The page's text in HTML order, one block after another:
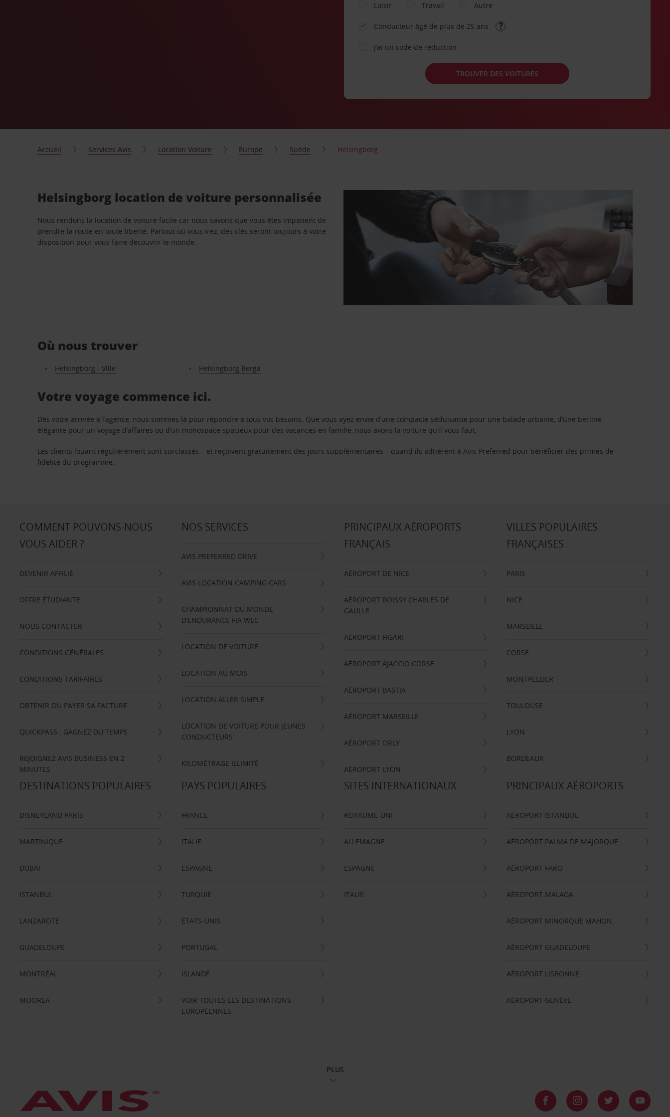
Loisir
Travail Autre
Conducteur âgé de plus de 25 ans
J’ai un code de réduction
TROUVER DES VOITURES
Accueil Services Avis Location Voiture Europe Suède Helsingborg
Helsingborg location de voiture personnalisée
Nous rendons la location de voiture facile car nous savons que vous êtes impatient de
prendre la route en toute liberté. Partout où vous irez, des clés seront toujours à votre
disposition pour vous faire découvrir le monde.
Où nous trouver
Helsingborg - Ville Helsingborg Berga
Votre voyage commence ici.
Dès votre arrivée à l’agence, nous sommes là pour répondre à tous vos besoins. Que vous ayez envie d’une compacte séduisante pour une balade urbaine, d’une berline
élégante pour un voyage d’affaires ou d’un monospace spacieux pour des vacances en famille, nous avons la voiture qu’il vous faut.
Les clients louant régulièrement sont surclassés – et reçoivent gratuitement des jours supplémentaires – quand ils adhèrent àAvis Preferred pour bénéficier des primes de
fidélité du programme.
COMMENT POUVONS-NOUS
VOUS AIDER ?
DEVENIR AFFILIÉ
OFFRE ÉTUDIANTE
NOUS CONTACTER
CONDITIONS GÉNÉRALES
CONDITIONS TARIFAIRES
OBTENIR OU PAYER SA FACTURE
QUICKPASS : GAGNEZ DU TEMPS
REJOIGNEZ AVIS BUSINESS EN 2
MINUTES
NOS SERVICES
AVIS PREFERRED DRIVE
AVIS LOCATION CAMPING CARS
CHAMPIONNAT DU MONDE
D’ENDURANCE FIA WEC
LOCATION DE VOITURE
LOCATION AU MOIS
LOCATION ALLER SIMPLE
LOCATION DE VOITURE POUR JEUNES
CONDUCTEURS
KILOMÉTRAGE ILLIMITÉ
PRINCIPAUX AÉROPORTS
FRANÇAIS
AÉROPORT DE NICE
AÉROPORT ROISSY CHARLES DE
GAULLE
AÉROPORT FIGARI
AÉROPORT AJACCIO CORSE
AÉROPORT BASTIA
AÉROPORT MARSEILLE
AÉROPORT ORLY
AÉROPORT LYON
VILLES POPULAIRES
FRANÇAISES
PARIS
NICE
MARSEILLE
CORSE
MONTPELLIER
TOULOUSE
LYON
BORDEAUX
DESTINATIONS POPULAIRES
DISNEYLAND PARIS
MARTINIQUE
DUBAÏ
ISTANBUL
LANZAROTE
GUADELOUPE
MONTRÉAL
MOOREA
PAYS POPULAIRES
FRANCE
ITALIE
ESPAGNE
TURQUIE
ÉTATS-UNIS
PORTUGAL
ISLANDE
VOIR TOUTES LES DESTINATIONS
EUROPÉENNES
SITES INTERNATIONAUX
ROYAUME-UNI
ALLEMAGNE
ESPAGNE
ITALIE
PRINCIPAUX AÉROPORTS
AÉROPORT ISTANBUL
AÉROPORT PALMA DE MAJORQUE
AÉROPORT FARO
AÉROPORT MALAGA
AÉROPORT MINORQUE MAHON
AÉROPORT GUADELOUPE
AÉROPORT LISBONNE
AÉROPORT GENÈVE
PLUS